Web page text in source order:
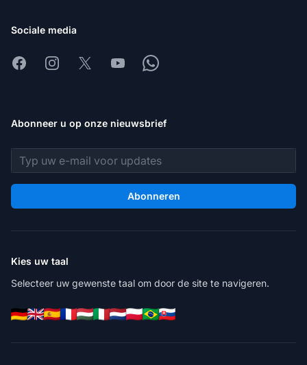
Sociale media
FacebookInstagram
X YoutubeWhatsapp
Abonneer u op onze nieuwsbrief
E-mailadres
Abonneren
Kies uw taal
Selecteer uw gewenste taal om door de site te navigeren.